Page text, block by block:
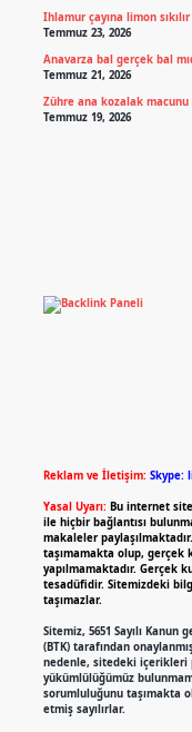
Ihlamur çayına limon sıkılır
Temmuz 23, 2026
Anavarza bal gerçek bal
Temmuz 21, 2026
Zühre ana kozalak macunu
Temmuz 19, 2026
Reklam ve İletişim: Skype:
Yasal Uyarı: Bu internet
ile hiçbir bağlantısı
makaleler
taşımamakta olup, gerçek
yapılmamaktadır. Gerçek
tesadüfidir. Sitemizdeki
taşımazlar.
Sitemiz, 5651 Sayılı
(BTK) tarafından
nedenle, sitedeki içerikleri
yükümlülüğümüz
sorumluluğunu taşımakta
etmiş sayılırlar.